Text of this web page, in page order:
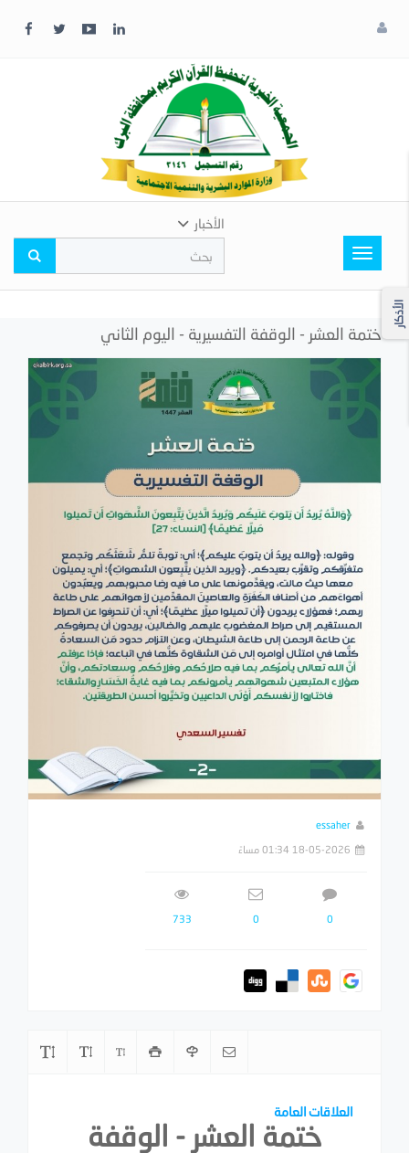
Toggle
navigation
الأخبار
الأذكار
ختمة العشر - الوقفة التفسيرية - اليوم الثاني
essaher
18-05-2026 01:34 مساءً
0
0
733
العلاقات العامة
ختمة العشر - الوقفة